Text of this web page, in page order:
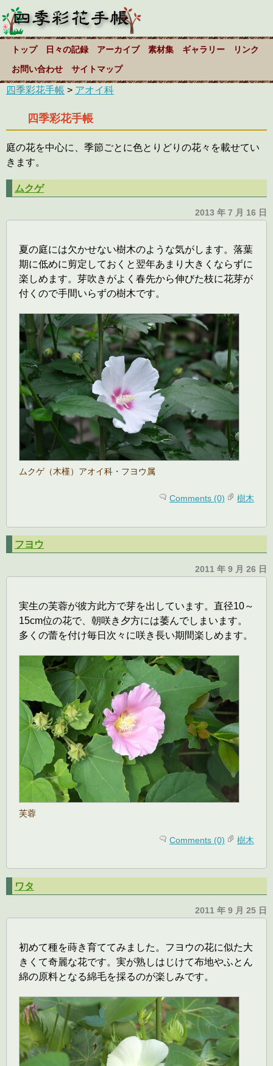
トップ 日々の記録 アーカイブ 素材集 ギャラリー リンク
お問い合わせ サイトマップ
四季彩花手帳 > アオイ科
四季彩花手帳
庭の花を中心に、季節ごとに色とりどりの花々を載せてい
きます。
ムクゲ
2013 年 7 月 16 日
夏の庭には欠かせない樹木のような気がします。落葉
期に低めに剪定しておくと翌年あまり大きくならずに
楽しめます。芽吹きがよく春先から伸びた枝に花芽が
付くので手間いらずの樹木です。
ムクゲ（木槿）アオイ科・フヨウ属
Comments (0) 樹木
フヨウ
2011 年 9 月 26 日
実生の芙蓉が彼方此方で芽を出しています。直径10～
15cm位の花で、朝咲き夕方には萎んでしまいます。
多くの蕾を付け毎日次々に咲き長い期間楽しめます。
芙蓉
Comments (0) 樹木
ワタ
2011 年 9 月 25 日
初めて種を蒔き育ててみました。フヨウの花に似た大
きくて奇麗な花です。実が熟しはじけて布地やふとん
綿の原料となる綿毛を採るのが楽しみです。